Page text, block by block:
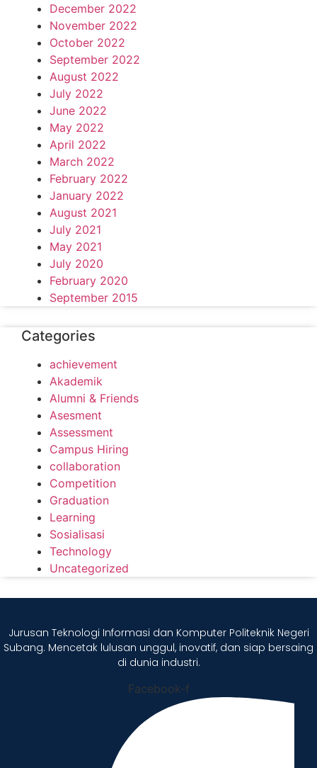
December 2022
November 2022
October 2022
September 2022
August 2022
July 2022
June 2022
May 2022
April 2022
March 2022
February 2022
January 2022
August 2021
July 2021
May 2021
July 2020
February 2020
September 2015
Categories
achievement
Akademik
Alumni & Friends
Asesment
Assessment
Campus Hiring
collaboration
Competition
Graduation
Learning
Sosialisasi
Technology
Uncategorized
Jurusan Teknologi Informasi dan Komputer Politeknik Negeri
Subang. Mencetak lulusan unggul, inovatif, dan siap bersaing
di dunia industri.
Facebook-f